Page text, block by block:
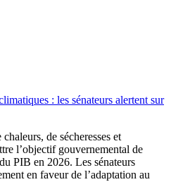
: les sénateurs alertent sur
de sécheresses et
l’objectif gouvernemental de
PIB en 2026. Les sénateurs
en faveur de l’adaptation au